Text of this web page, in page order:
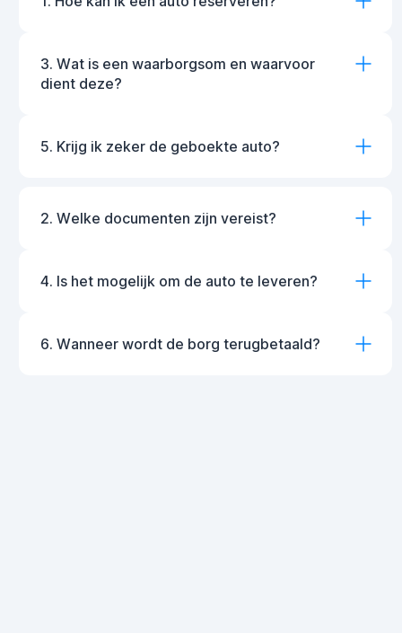
3. Wat is een waarborgsom en waarvoor
dient deze?
5. Krijg ik zeker de geboekte auto?
2. Welke documenten zijn vereist?
4. Is het mogelijk om de auto te leveren?
6. Wanneer wordt de borg terugbetaald?